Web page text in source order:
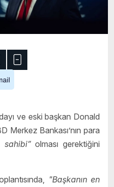
ve eski başkan Donald
Merkez Bankası’nın para
sahibi”olması gerektiğini
"Başkanın en